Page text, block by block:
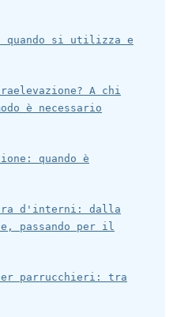
quando si utilizza e
A chi
è necessario
quando è
d'interni: dalla
passando per il
parrucchieri: tra